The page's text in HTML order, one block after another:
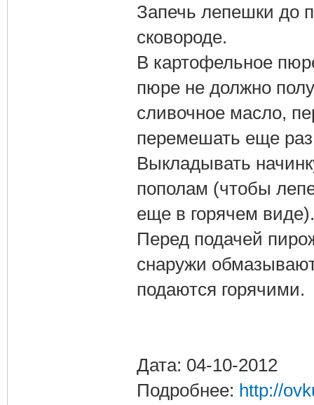
Запечь лепешки до
сковороде.
В картофельное
пюре не должно
сливочное масло,
перемешать еще
Выкладывать
пополам (чтобы
еще в горячем виде).
Перед подачей
снаружи
подаются горячими.
Дата: 04-10-2012
Подробнее: http://